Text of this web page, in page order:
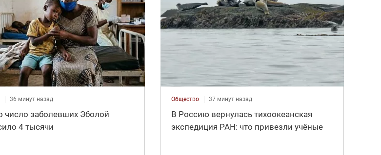
36 минут назад
число заболевших Эболой
4 тысячи
Общество 37 минут назад
В Россию вернулась тихоокеанская
экспедиция РАН: что привезли учёные